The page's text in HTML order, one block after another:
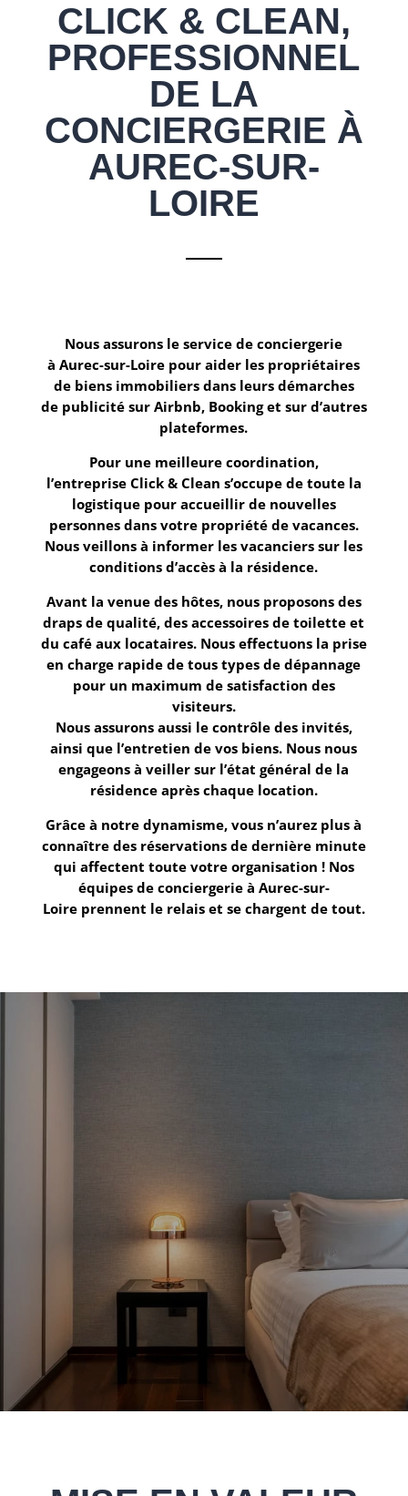
CLICK & CLEAN,
PROFESSIONNEL
DE LA
CONCIERGERIE À
AUREC-SUR-
LOIRE
Nous assurons le service de conciergerie
àAurec-sur-Loire pour aider les propriétaires
de biens immobiliers dans leurs démarches
de publicité sur Airbnb, Bookinget sur d’autres
plateformes.
Pour une meilleure coordination,
l’entreprise Click & Clean s’occupe de toute la
logistiquepour accueillir de nouvelles
personnes dans votre propriété de vacances.
Nous veillons à informer les vacanciers sur les
conditions d’accès à la résidence.
Avant la venue des hôtes, nous proposons des
draps de qualité, des accessoires de toilette et
du café aux locataires. Nous effectuons la prise
en charge rapide de tous types de dépannage
pour un maximum de satisfaction des
visiteurs.
Nous assurons aussi le contrôle des invités,
ainsi que l’entretien de vos biens. Nous nous
engageons à veiller sur l’état général de la
résidence après chaque location.
Grâce à notre dynamisme, vous n’aurez plus à
connaître des réservations de dernière minute
qui affectent toute votre organisation ! Nos
équipes de conciergerie à Aurec-sur-
Loireprennent le relais et se chargent de tout.